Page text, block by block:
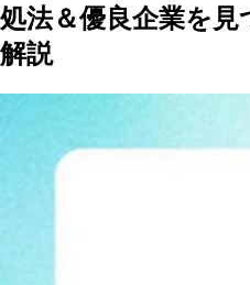
処法＆優良企業を
解説